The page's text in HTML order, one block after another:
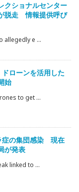
クショナルセンター
脱走 情報提供呼び
allegedly e ...
ローンを活用した
始
to get ...
症の集団感染 現在
が発表
linked to ...